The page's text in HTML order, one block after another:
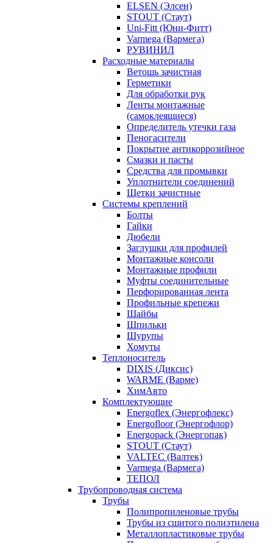
ELSEN (Элсен)
STOUT (Стаут)
Uni-Fitt (Юни-Фитт)
Varmega (Вармега)
РУВИНИЛ
Расходные материалы
Ветошь зачистная
Герметики
Для обработки рук
Ленты монтажные
(самоклеящиеся)
Определитель утечки газа
Пеногасители
Покрытие антикоррозийное
Смазки и пасты
Средства для промывки
Уплотнители соединений
Щетки зачистные
Системы креплений
Болты
Гайки
Дюбели
Заглушки для профилей
Монтажные консоли
Монтажные профили
Муфты соединительные
Перфорированная лента
Профильные крепежи
Шайбы
Шпильки
Шурупы
Хомуты
Теплоноситель
DIXIS (Диксис)
WARME (Варме)
ХимАвто
Комплектующие
Energoflex (Энергофлекс)
Energofloor (Энергофлор)
Energopack (Энергопак)
STOUT (Стаут)
VALTEC (Валтек)
Varmega (Вармега)
ТЕПОЛ
Трубопроводная система
Трубы
Полипропиленовые трубы
Трубы из сшитого полиэтилена
Металлопластиковые трубы